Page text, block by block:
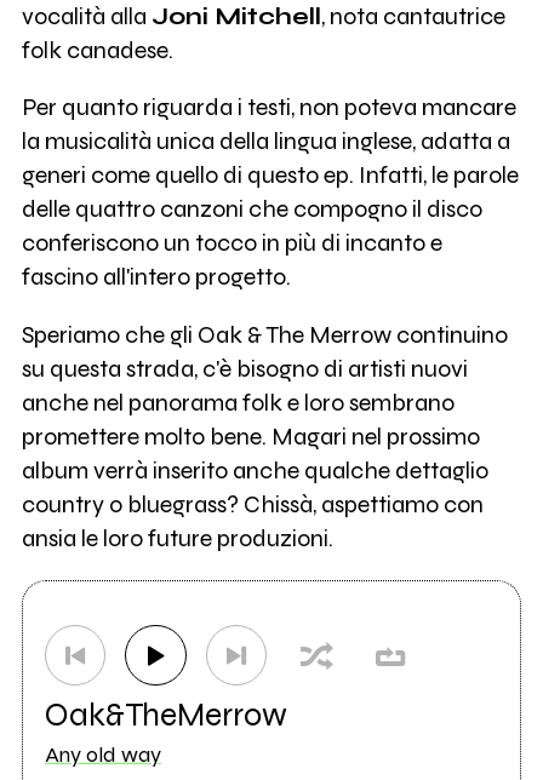
vocalità alla Joni Mitchell, nota cantautrice
folk canadese.
Per quanto riguarda i testi, non poteva mancare
la musicalità unica della lingua inglese, adatta a
generi come quello di questo ep. Infatti, le parole
delle quattro canzoni che compogno il disco
conferiscono un tocco in più di incanto e
fascino all'intero progetto.
Speriamo che gli Oak & The Merrow continuino
su questa strada, c'è bisogno di artisti nuovi
anche nel panorama folk e loro sembrano
promettere molto bene. Magari nel prossimo
album verrà inserito anche qualche dettaglio
country o bluegrass? Chissà, aspettiamo con
ansia le loro future produzioni.
Oak&TheMerrow
Any old way